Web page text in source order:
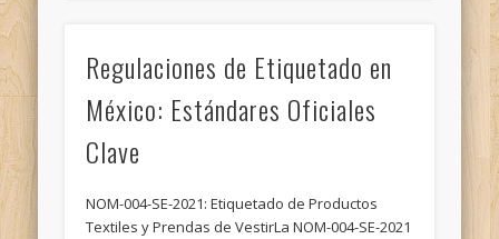
Regulaciones de Etiquetado en
México: Estándares Oficiales
Clave
NOM-004-SE-2021: Etiquetado de Productos
Textiles y Prendas de VestirLa NOM-004-SE-2021